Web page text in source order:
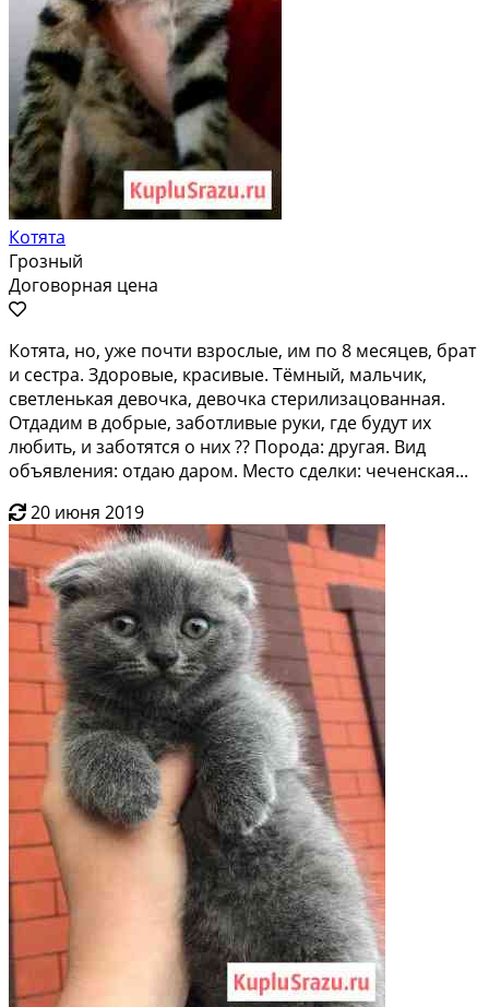
Котята
Грозный
Договорная цена
Котята, но, уже почти взрослые, им по 8 месяцев, брат
и сестра. Здоровые, красивые. Тёмный, мальчик,
светленькая девочка, девочка стерилизацованная.
Отдадим в добрые, заботливые руки, где будут их
любить, и заботятся о них ?? Порода: другая. Вид
объявления: отдаю даром. Место сделки: чеченская...
20 июня 2019